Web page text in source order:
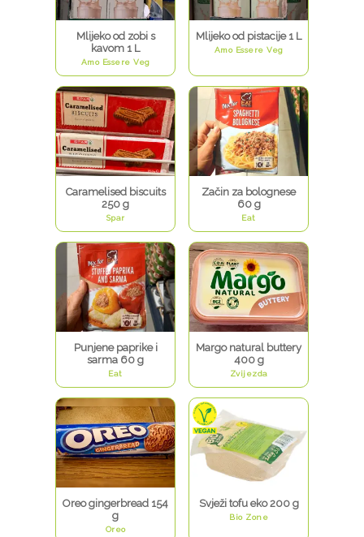
Mlijeko od zobi s
kavom 1 L
Amo Essere Veg
Mlijeko od pistacije 1 L
Amo Essere Veg
Caramelised biscuits
250 g
Spar
Začin za bolognese
60 g
Eat
Punjene paprike i
sarma 60 g
Eat
Margo natural buttery
400 g
Zvijezda
Oreo gingerbread 154
g
Oreo
Svježi tofu eko 200 g
Bio Zone